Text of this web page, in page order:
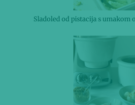
Sladoled od pistacija s umakom